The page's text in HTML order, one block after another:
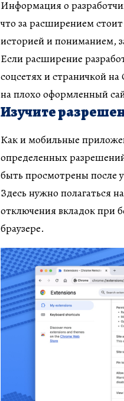
Информация о
что за расширением
историей и пониманием,
Если расширение
соцсетях и страничкой
на плохо оформленный
Изучите
Как и мобильные
определенных
быть просмотрены после
Здесь нужно полагаться
отключения вкладок при
браузере.